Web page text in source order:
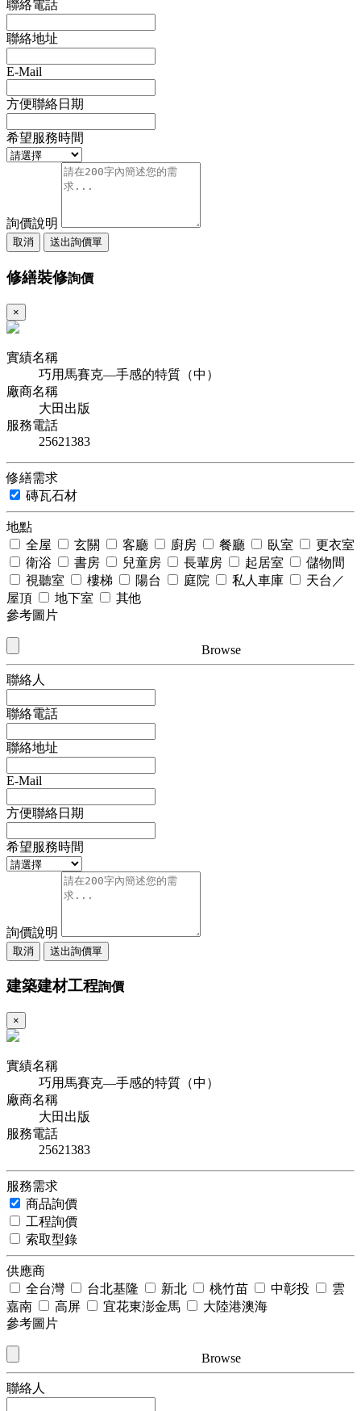
聯絡電話
聯絡地址
E-Mail
方便聯絡日期
希望服務時間
詢價說明
取消 送出詢價單
修繕裝修詢價
×
實績名稱
巧用馬賽克—手感的特質（中）
廠商名稱
大田出版
服務電話
25621383
修繕需求
磚瓦石材
地點
全屋
玄關 客廳 廚房 餐廳 臥室
更衣室
衛浴
書房 兒童房 長輩房 起居室
儲物間
視聽室
樓梯 陽台 庭院 私人車庫
天台／
屋頂
地下室
其他
參考圖片
Browse
聯絡人
聯絡電話
聯絡地址
E-Mail
方便聯絡日期
希望服務時間
詢價說明
取消 送出詢價單
建築建材工程詢價
×
實績名稱
巧用馬賽克—手感的特質（中）
廠商名稱
大田出版
服務電話
25621383
服務需求
商品詢價
工程詢價
索取型錄
供應商
全台灣
台北基隆 新北 桃竹苗 中彰投
雲
嘉南
高屏 宜花東澎金馬
大陸港澳海
參考圖片
Browse
聯絡人